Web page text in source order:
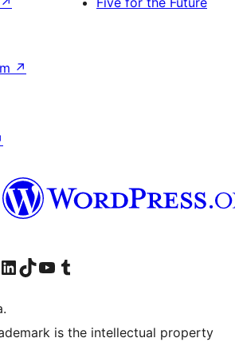
↗
de Facebook
cuenta de Instagram
Visita nuestra cuenta de LinkedIn
Visita nuestra cuenta de TikTok
Visita nuestro canal de YouTube
Visita nuestra cuenta de Tumblr
is the intellectual property